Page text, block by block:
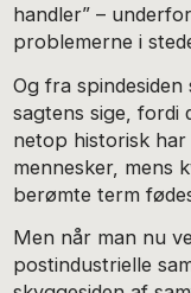
handler” –
problemerne i
Og fra
sagtens sige, fordi
netop historisk
mennesker, mens
berømte term
Men når man nu
postindustrielle